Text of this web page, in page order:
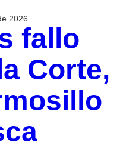
2026
fallo
Corte,